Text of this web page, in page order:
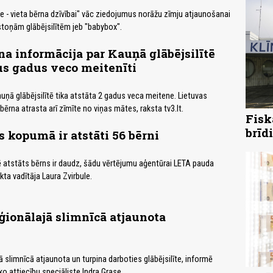
- vieta bērna dzīvībai" vāc ziedojumus norāžu zīmju atjaunošanai
glābējsilītēm jeb "babybox".
informācija par Kauņā glābējsilītē
gadus veco meitenīti
glābējsilītē tika atstāta 2 gadus veca meitene. Lietuvas
atrasta arī zīmīte no viņas mātes, raksta tv3.lt.
kopumā ir atstāti 56 bērni
bērns ir daudz, šādu vērtējumu aģentūrai LETA pauda
vadītāja Laura Zvirbule.
slimnīcā atjaunota
slimnīcā atjaunota un turpina darboties glābējsilīte, informē